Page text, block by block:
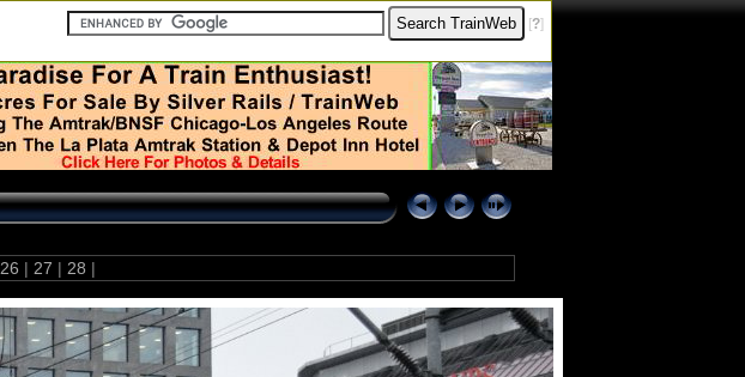
[?]
26 | 27 | 28 |